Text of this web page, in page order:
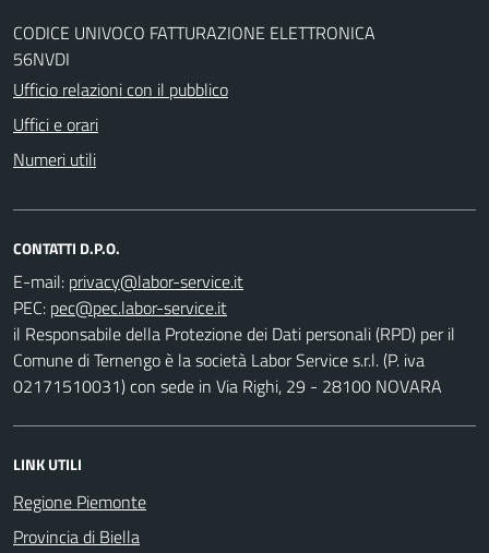
CODICE UNIVOCO FATTURAZIONE ELETTRONICA
56NVDI
Ufficio relazioni con il pubblico
Uffici e orari
Numeri utili
CONTATTI D.P.O.
E-mail:
PEC:
il Responsabile della Protezione dei Dati personali (RPD) per il
Comune di Ternengo è la società Labor Service s.r.l. (P. iva
02171510031) con sede in Via Righi, 29 - 28100 NOVARA
LINK UTILI
Regione Piemonte
Provincia di Biella